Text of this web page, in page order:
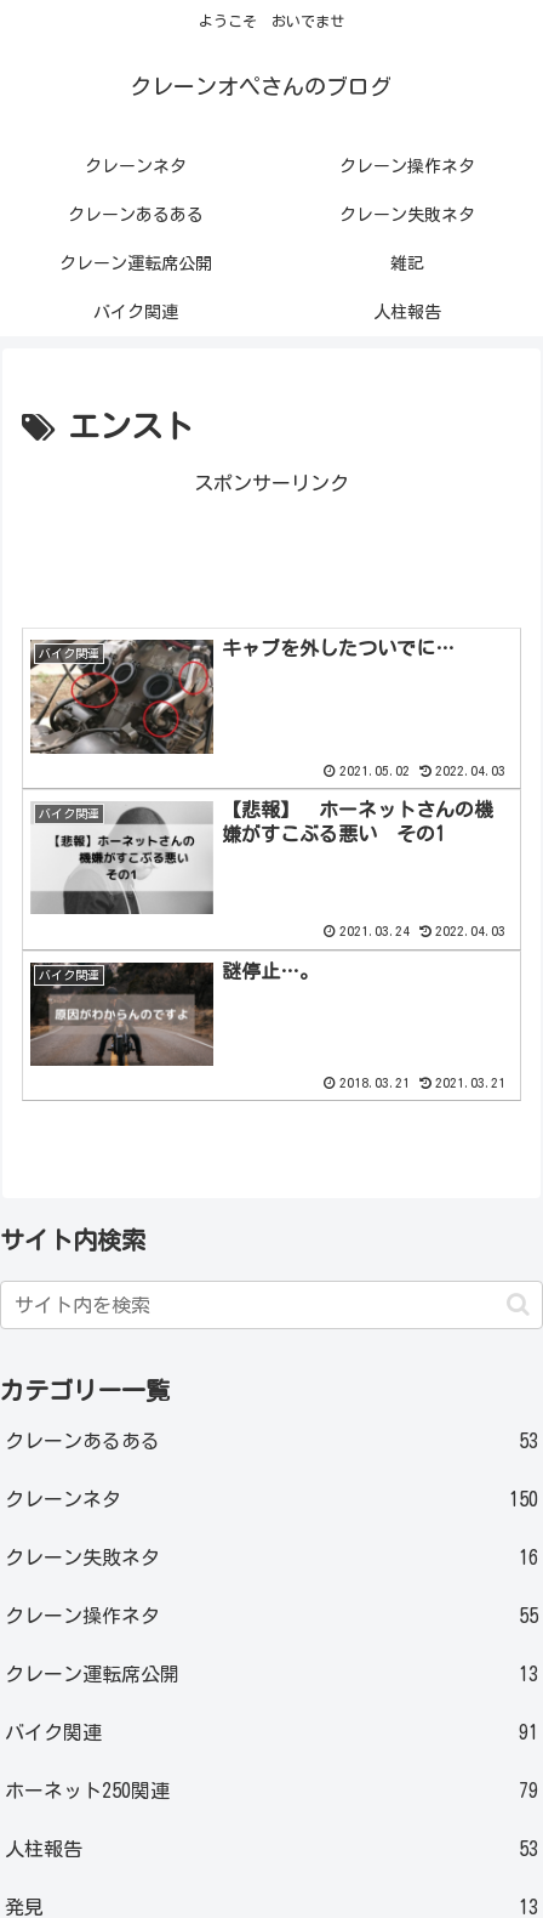
ようこそ おいでませ
クレーンオペさんのブログ
クレーンネタ クレーン操作ネタ
クレーンあるある クレーン失敗ネタ
クレーン運転席公開 雑記
バイク関連 人柱報告
エンスト
スポンサーリンク
バイク関連 キャブを外したついでに…
2021.05.02 2022.04.03
バイク関連
【悲報】 ホーネットさんの機
嫌がすこぶる悪い その1
2021.03.24 2022.04.03
バイク関連 謎停止…。
2018.03.21 2021.03.21
サイト内検索
カテゴリー一覧
クレーンあるある 53
クレーンネタ 150
クレーン失敗ネタ 16
クレーン操作ネタ 55
クレーン運転席公開 13
バイク関連 91
ホーネット250関連 79
人柱報告 53
発見 13